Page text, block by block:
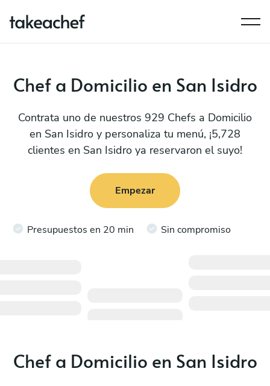
Chef a Domicilio en San Isidro
Contrata uno de nuestros 929 Chefs a Domicilio
en San Isidro y personaliza tu menú, ¡5,728
clientes en San Isidro ya reservaron el suyo!
Empezar
Presupuestos en 20 min Sin compromiso
Chef a Domicilio en San Isidro